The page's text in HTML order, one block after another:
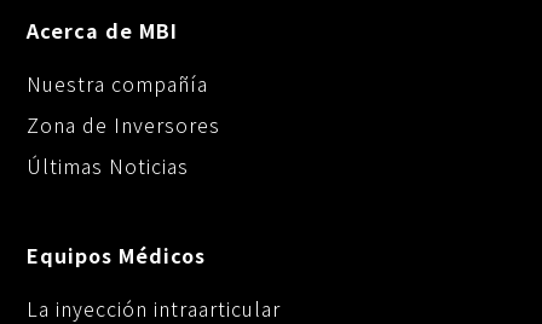
Acerca de MBI
Nuestra compañía
Zona de Inversores
Últimas Noticias
Equipos Médicos
La inyección intraarticular